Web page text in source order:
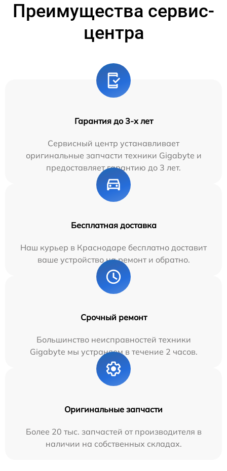
Преимущества сервис-
центра
Гарантия до 3-х лет
Сервисный центр устанавливает
оригинальные запчасти техники Gigabyte и
предоставляет гарантию до 3 лет.
Бесплатная доставка
Наш курьер в Краснодаре бесплатно доставит
ваше устройство на ремонт и обратно.
Срочный ремонт
Большинство неисправностей техники
Gigabyte мы устраняем в течение 2 часов.
Оригинальные запчасти
Более 20 тыс. запчастей от производителя в
наличии на собственных складах.